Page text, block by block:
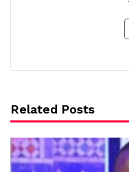
Related Posts